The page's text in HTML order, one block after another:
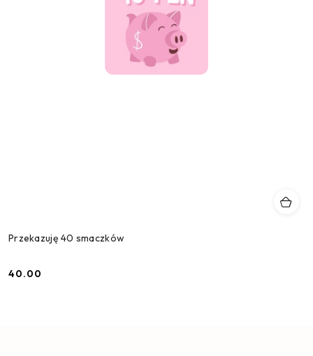
Przekazuję 40 smaczków
Cena:
40.00